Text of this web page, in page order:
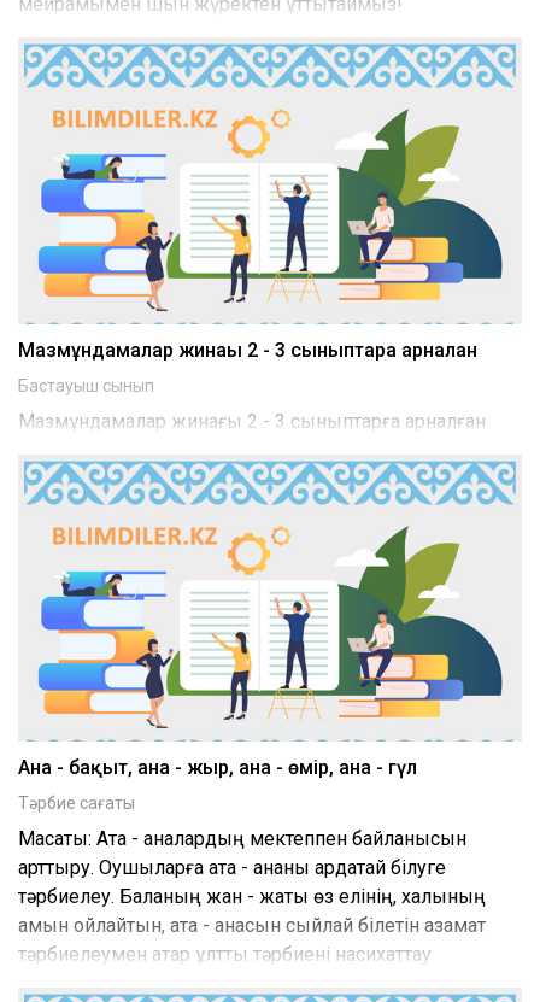
Мазмұндамалар жинағы 2 - 3 сыныптарға арналған
Бастауыш сынып
Мазмұндамалар жинағы 2 - 3 сыныптарға арналған
Ана - бақыт, ана - жыр, ана - өмір, ана - гүл
Тәрбие сағаты
Мақсаты: Ата - аналардың мектеппен байланысын
арттыру. Оқушыларға ата - ананы ардақтай білуге
тәрбиелеу. Баланың жан - жақты өз елінің, халқының
қамын ойлайтын, ата - анасын сыйлай білетін азамат
тәрбиелеумен қатар ұлттық тәрбиені насихаттау